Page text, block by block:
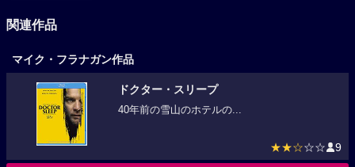
関連作品
マイク・フラナガン作品
ドクター・スリープ
40年前の雪山のホテルの...
★★☆☆☆ 9